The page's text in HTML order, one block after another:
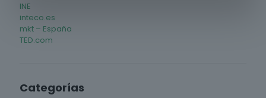
INE
inteco.es
mkt – España
TED.com
Categorías